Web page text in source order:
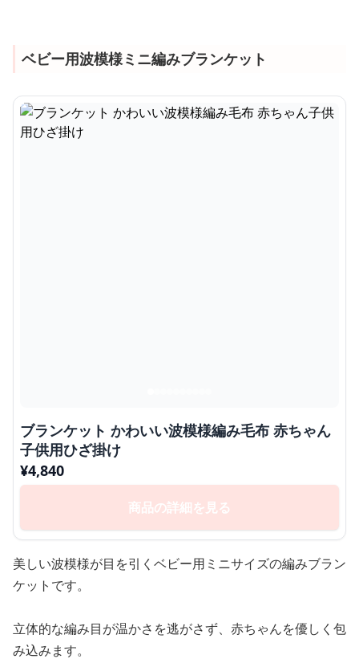
ベビー用波模様ミニ編みブランケット
ブランケット かわいい波模様編み毛布 赤ちゃん
子供用ひざ掛け
¥4,840
商品の詳細を見る
美しい波模様が目を引くベビー用ミニサイズの編みブラン
ケットです。
立体的な編み目が温かさを逃がさず、赤ちゃんを優しく包
み込みます。